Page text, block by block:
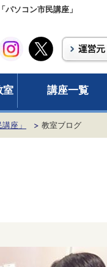
ソコン市民講座」
室 講座一覧
座」 教室ブログ